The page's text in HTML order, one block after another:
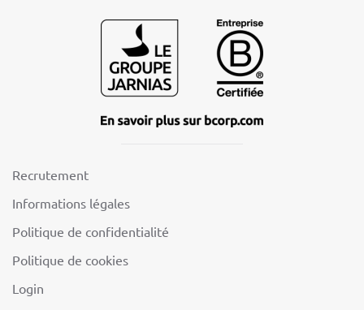
Recrutement
Informations légales
Politique de confidentialité
Politique de cookies
Login